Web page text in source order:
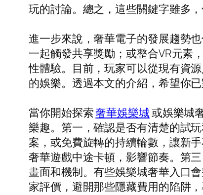
玩的討論。總之，這些關鍵字雖多
進一步來說，奢華電子的發展趨勢
一起觸發共享獎勵；或整合VR元素
性體驗。目前，玩家可以從現有資
的娛樂。透過本文的介紹，希望你
當你開始探索奢華娛樂城或娛樂城
樂趣。第一，確認是否有清楚的試
案，或免費旋轉的持續輪數，讓新
奢華遊戲中途卡頓，影響節奏。第
畫面和機制。有些娛樂城奢華入口
家評價，避開那些隱藏費用的陷阱